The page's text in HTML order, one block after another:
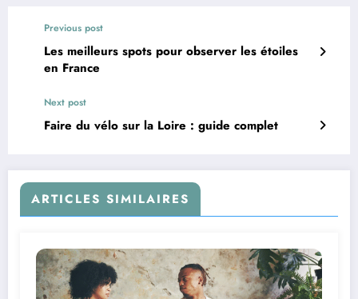
Previous post
Les meilleurs spots pour observer les étoiles
en France
Next post
Faire du vélo sur la Loire : guide complet
ARTICLES SIMILAIRES